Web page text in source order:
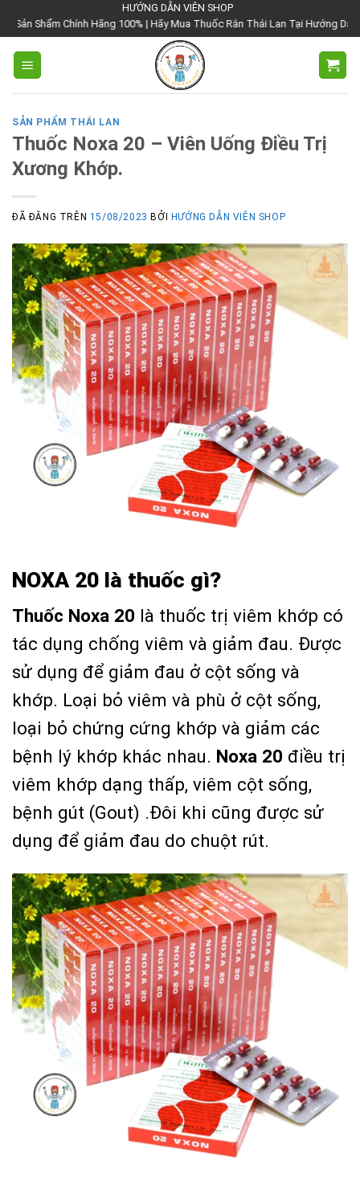
đến
nội
dung
HƯỚNG DẪN VIÊN SHOP
Hãng 100% | Hãy Mua Thuốc Rắn Thái Lan Tại Hướng Dẫn Viên Shop |
SẢN PHẨM THÁI LAN
Thuốc Noxa 20 – Viên Uống Điều Trị
Xương Khớp.
ĐÃ ĐĂNG TRÊN 15/08/2023 BỞI HƯỚNG DẪN VIÊN SHOP
NOXA 20 là thuốc gì?
Thuốc Noxa 20 là thuốc trị viêm khớp có
tác dụng chống viêm và giảm đau. Được
sử dụng để giảm đau ở cột sống và
khớp. Loại bỏ viêm và phù ở cột sống,
loại bỏ chứng cứng khớp và giảm các
bệnh lý khớp khác nhau. Noxa 20 điều trị
viêm khớp dạng thấp, viêm cột sống,
bệnh gút (Gout) .Đôi khi cũng được sử
dụng để giảm đau do chuột rút.